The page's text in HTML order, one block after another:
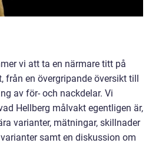
vi att ta en närmare titt på
från en övergripande översikt till
av för- och nackdelar. Vi
Hellberg målvakt egentligen är,
varianter, mätningar, skillnader
samt en diskussion om